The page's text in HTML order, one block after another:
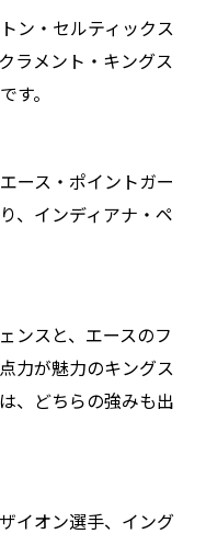
ン・セルティックス
ラメント・キングス
す。
ース・ポイントガー
、インディアナ・ペ
ンスと、エースのフ
力が魅力のキングス
、どちらの強みも出
イオン選手、イング